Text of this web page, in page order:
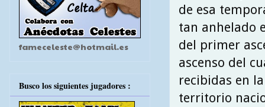
de esa
tan anhelado
del primer
ascenso del
recibidas en
territorio
fameceleste@hotmail.es
Busco los siguientes jugadores :